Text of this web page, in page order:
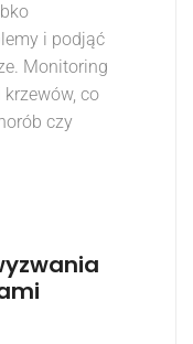
i podjąć
Monitoring
co
czy